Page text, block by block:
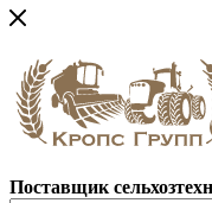
Поставщик